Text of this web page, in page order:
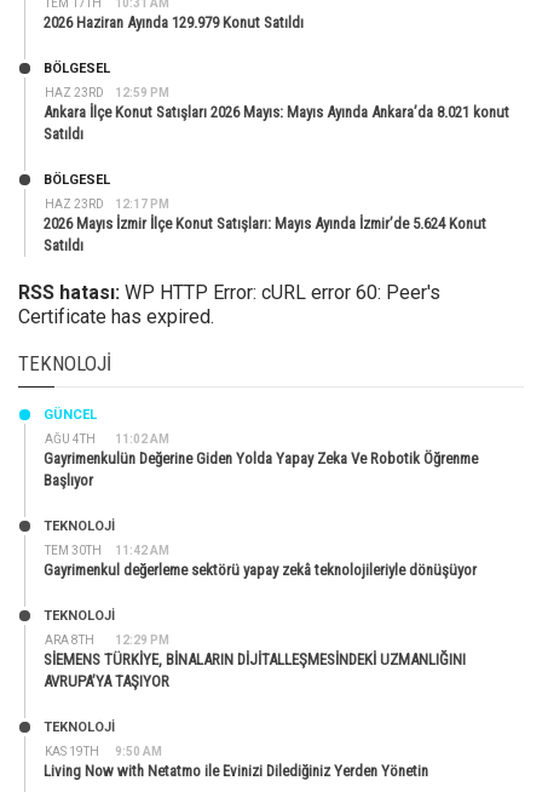
TEM 17TH 10:31 AM
2026 Haziran Ayında 129.979 Konut Satıldı
HAZ 23RD 12:59 PM
BÖLGESEL
Ankara İlçe Konut Satışları 2026 Mayıs: Mayıs Ayında Ankara’da 8.021 konut
Satıldı
HAZ 23RD 12:17 PM
BÖLGESEL
2026 Mayıs İzmir İlçe Konut Satışları: Mayıs Ayında İzmir’de 5.624 Konut
Satıldı
RSS hatası: WP HTTP Error: cURL error 60: Peer's
Certificate has expired.
TEKNOLOJI
AĞU 4TH 11:02 AM
GÜNCEL
Gayrimenkulün Değerine Giden Yolda Yapay Zeka Ve Robotik Öğrenme
Başlıyor
TEM 30TH 11:42 AM
TEKNOLOJİ
Gayrimenkul değerleme sektörü yapay zekâ teknolojileriyle dönüşüyor
ARA 8TH 12:29 PM
TEKNOLOJİ
SİEMENS TÜRKİYE, BİNALARIN DİJİTALLEŞMESİNDEKİ UZMANLIĞINI
AVRUPA’YA TAŞIYOR
KAS 19TH 9:50 AM
TEKNOLOJİ
Living Now with Netatmo ile Evinizi Dilediğiniz Yerden Yönetin